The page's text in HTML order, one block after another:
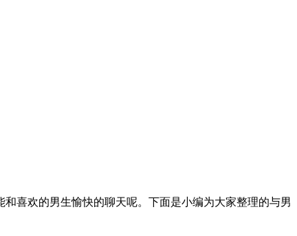
喜欢的男生愉快的聊天呢。下面是小编为大家整理的与男